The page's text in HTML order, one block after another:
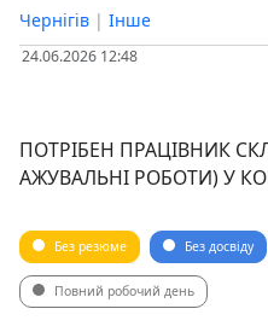
Чернігів | Інше
24.06.2026 12:48
ПОТРІБЕН ПРАЦІВНИК
АЖУВАЛЬНІ РОБОТИ) У
Без резюме Без досвіду
Повний робочий день